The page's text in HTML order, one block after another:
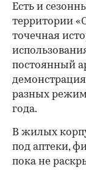
Есть и
территории
точечная
постоянный
демонстрация
разных
года.
В жилых
под аптеки,
пока не